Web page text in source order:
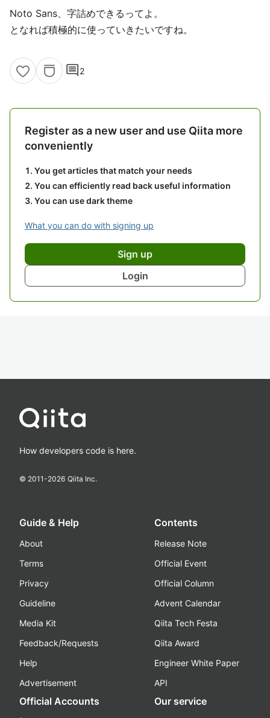
Noto Sans、字詰めできるってよ。
となれば積極的に使っていきたいですね。
comment2
Register as a new user and use Qiita more
conveniently
You get articles that match your needs
You can efficiently read back useful information
You can use dark theme
What you can do with signing up
Sign up
Login
How developers code is here.
© 2011-2026 Qiita Inc.
Guide & Help
About
Terms
Privacy
Guideline
Media Kit
Feedback/Requests
Help
Advertisement
Contents
Release Note
Official Event
Official Column
Advent Calendar
Qiita Tech Festa
Qiita Award
Engineer White Paper
API
Official Accounts Our service